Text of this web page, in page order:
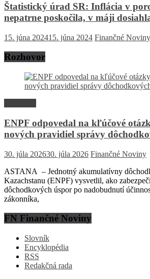
Štatistický úrad SR: Inflácia v
nepatrne poskočila, v máji
15. júna 202415. júna 2024 Finančné Noviny
Rozhovor
ENPF odpovedal na kľúčové
nových pravidiel správy
30. júla 202630. júla 2026 Finančné Noviny
ASTANA – Jednotný akumulatívny
Kazachstanu (ENPF) vysvetlil, ako
dôchodkových úspor po nadobudnutí
zákonníka,
FN Finančné Noviny
Slovník
Encyklopédia
RSS
Redakčná rada